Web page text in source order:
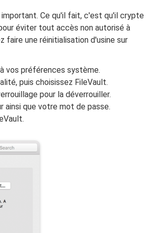
Ce qu'il fait, c'est qu'il crypte
éviter tout accès non autorisé à
faire une réinitialisation d'usine sur
vos préférences système.
puis choisissez FileVault.
pour la déverrouiller.
ainsi que votre mot de passe.